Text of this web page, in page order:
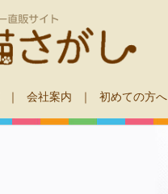
会社案内 初めての方へ